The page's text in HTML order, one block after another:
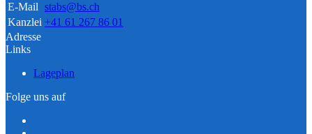
E-Mail stabs@bs.ch
Kanzlei +41 61 267 86 01
Adresse
Links
Lageplan
Folge uns auf